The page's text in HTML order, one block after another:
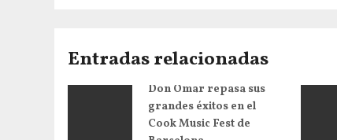
Entradas relacionadas
Don Omar repasa sus
grandes éxitos en el
Cook Music Fest de